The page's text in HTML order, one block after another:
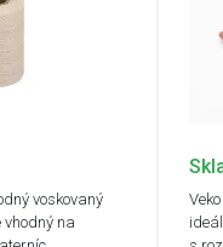
voskovaný
vhodný na